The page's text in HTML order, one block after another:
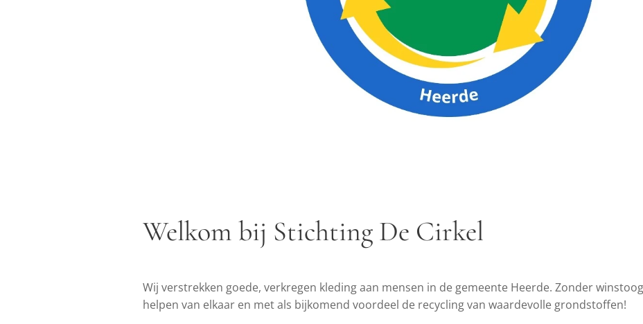
Welkom bij Stichting De Cirkel
Wij verstrekken goede, verkregen kleding aan mensen in de gemeente Heerde. Zonder
helpen van elkaar en met als bijkomend voordeel de recycling van waardevolle grondstoffen!